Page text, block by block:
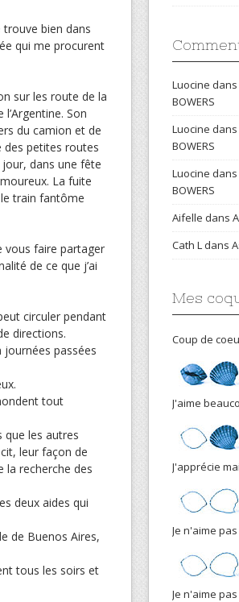
bien dans
qui me procurent
sur les route de la
Son
du camion et de
des petites routes
dans une fête
La fuite
train fantôme
vous faire partager
de ce que j’ai
circuler pendant
directions.
journées passées
tout
que les autres
leur façon de
la recherche des
deux aides qui
de Buenos Aires,
tous les soirs et
Luocine dans
BOWERS
Luocine dans
BOWERS
Luocine dans
BOWERS
Aifelle dans
Cath L dans
Mes
Coup de
J'aime
J'apprécie
Je n'aime pas
Je n'aime